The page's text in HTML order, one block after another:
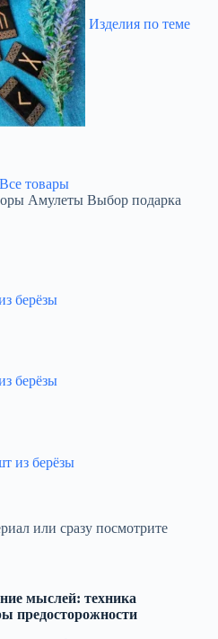
Изделия по теме
Все товары
Амулеты Выбор подарка
берёзы
берёзы
из берёзы
или сразу посмотрите
мыслей: техника
предосторожности